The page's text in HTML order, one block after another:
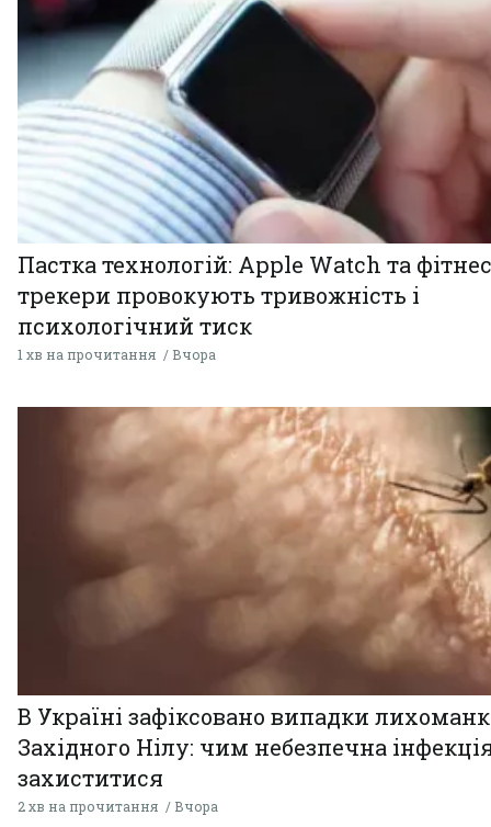
Пастка технологій: Apple Watch та
трекери провокують тривожність і
психологічний тиск
1 хв на прочитання Вчора
В Україні зафіксовано випадки
Західного Нілу: чим небезпечна
захиститися
2 хв на прочитання Вчора